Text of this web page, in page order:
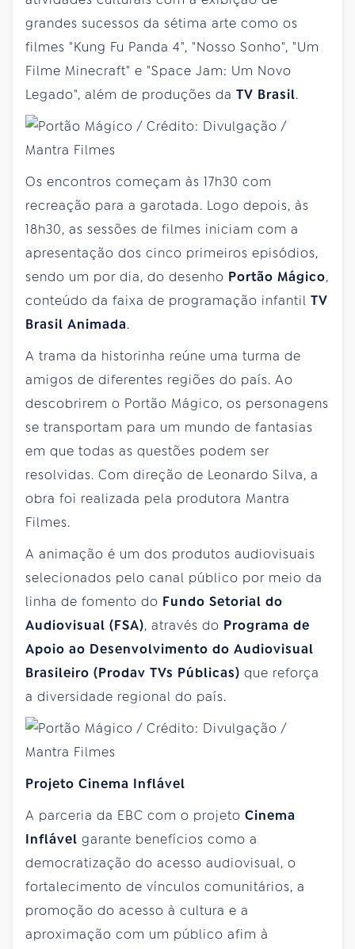
grandes sucessos da sétima arte como os
filmes "Kung Fu Panda 4", "Nosso Sonho", "Um
Filme Minecraft" e "Space Jam: Um Novo
Legado", além de produções da TV Brasil.
Os encontros começam às 17h30 com
recreação para a garotada. Logo depois, às
18h30, as sessões de filmes iniciam com a
apresentação dos cinco primeiros episódios,
sendo um por dia, do desenho Portão Mágico,
conteúdo da faixa de programação infantil TV
Brasil Animada.
A trama da historinha reúne uma turma de
amigos de diferentes regiões do país. Ao
descobrirem o Portão Mágico, os personagens
se transportam para um mundo de fantasias
em que todas as questões podem ser
resolvidas. Com direção de Leonardo Silva, a
obra foi realizada pela produtora Mantra
Filmes.
A animação é um dos produtos audiovisuais
selecionados pelo canal público por meio da
linha de fomento do Fundo Setorial do
Audiovisual (FSA), através do Programa de
Apoio ao Desenvolvimento do Audiovisual
Brasileiro (Prodav TVs Públicas) que reforça
a diversidade regional do país.
Projeto Cinema Inflável
A parceria da EBC com o projeto Cinema
Inflável garante benefícios como a
democratização do acesso audiovisual, o
fortalecimento de vínculos comunitários, a
promoção do acesso à cultura e a
aproximação com um público afim à